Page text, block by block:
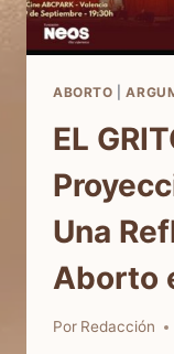
ABORTO |
EL
Una
Aborto
Por Redacción